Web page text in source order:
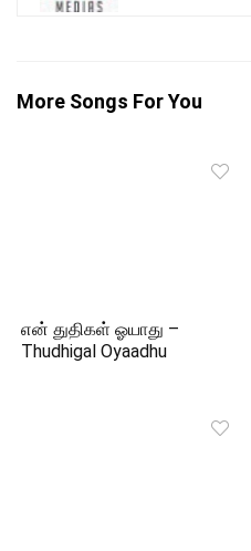
More Songs For You
என் துதிகள் ஓயாது –
Thudhigal Oyaadhu